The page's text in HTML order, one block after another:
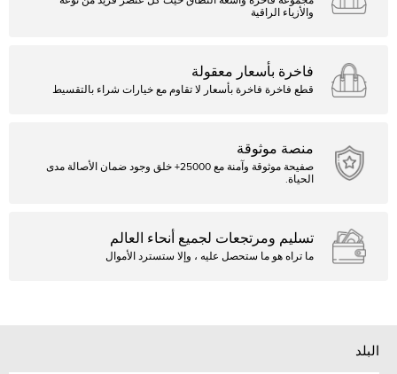
والأزياء الراقية
فاخرة بأسعار معقولة
قطع فاخرة فاخرة بأسعار لا تقاوم مع خيارات شراء بالتقسيط
منصة موثوقة
صفيحة موثوقة وآمنة مع 25000+ خلق وجود ضمان الأصالة مدى
الحياة.
تسليم ومرتجعات لجميع أنحاء العالم
ما تراه هو ما ستحصل عليه ، وإلا ستسترد الأموال
البلد